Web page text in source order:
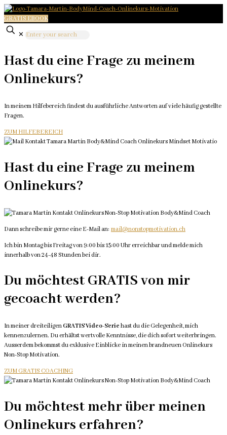
GRATIS EBOOK
✕
Hast du eine Frage zu meinem
Onlinekurs?
In meinem Hilfebereich findest du ausführliche Antworten auf viele häufig gestellte
Fragen.
ZUM HILFEBEREICH
Hast du eine Frage zu meinem
Onlinekurs?
Dann schreibe mir gerne eine E-Mail an: mail@nonstopmotivation.ch
Ich bin Montag bis Freitag von 9:00 bis 15:00 Uhr erreichbar und melde mich
innerhalb von 24-48 Stunden bei dir.
Du möchtest GRATIS von mir
gecoacht werden?
In meiner dreiteiligen GRATIS Video-Serie hast du die Gelegenheit, mich
kennenzulernen. Du erhältst wertvolle Kenntnisse, die dich sofort weiterbringen.
Ausserdem bekommst du exklusive Einblicke in meinen brandneuen Onlinekurs
Non-Stop Motivation.
ZUM GRATIS COACHING
Du möchtest mehr über meinen
Onlinekurs erfahren?